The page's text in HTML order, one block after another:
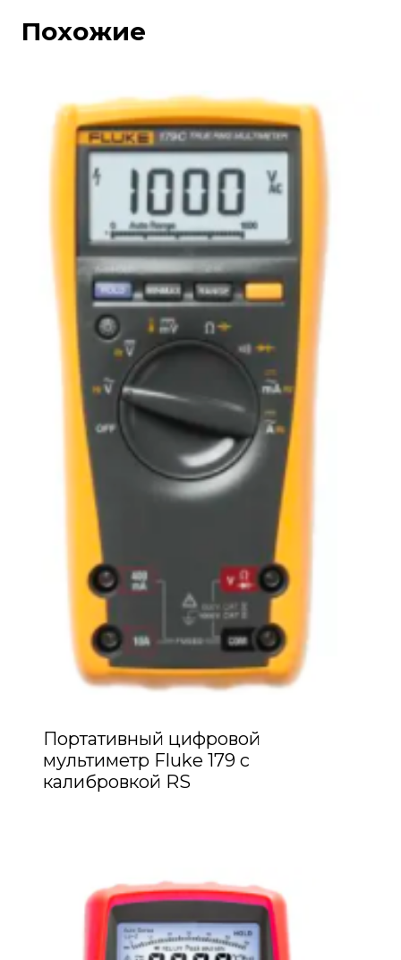
Похожие
Портативный цифровой
мультиметр Fluke 179 с
калибровкой RS